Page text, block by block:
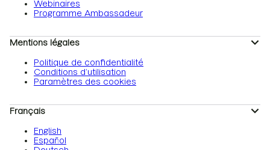
Webinaires
Programme Ambassadeur
Mentions légales
Politique de confidentialité
Conditions d’utilisation
Paramètres des cookies
Français
English
Español